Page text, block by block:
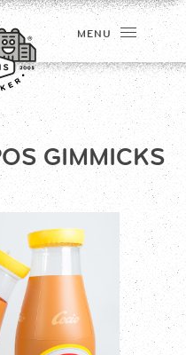
TILMELD
MENU
GIMMICKS